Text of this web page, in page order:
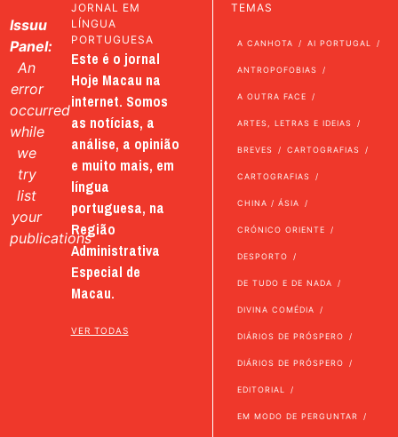
Issuu
Panel:
An
error
occurred
while
we
try
list
your
publications
JORNAL EM
LÍNGUA
PORTUGUESA
Este é o jornal
Hoje Macau na
internet. Somos
as notícias, a
análise, a opinião
e muito mais, em
língua
portuguesa, na
Região
Administrativa
Especial de
Macau.
VER TODAS
TEMAS
A CANHOTA AI PORTUGAL
ANTROPOFOBIAS
A OUTRA FACE
ARTES, LETRAS E IDEIAS
BREVES CARTOGRAFIAS
CARTOGRAFIAS
CHINA / ÁSIA
CRÓNICO ORIENTE
DESPORTO
DE TUDO E DE NADA
DIVINA COMÉDIA
DIÁRIOS DE PRÓSPERO
DIÁRIOS DE PRÓSPERO
EDITORIAL
EM MODO DE PERGUNTAR